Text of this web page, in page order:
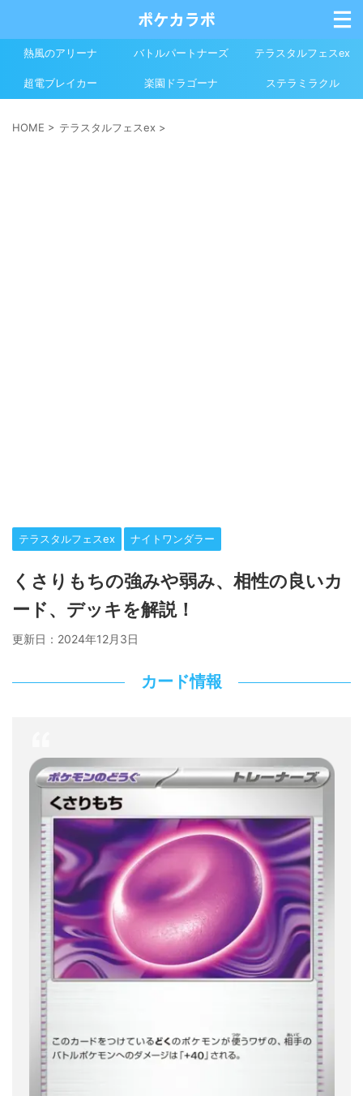
熱風のアリーナ バトルパートナーズ テラスタルフェスex
超電ブレイカー 楽園ドラゴーナ ステラミラクル
HOME > テラスタルフェスex >
テラスタルフェスex ナイトワンダラー
くさりもちの強みや弱み、相性の良いカ
ード、デッキを解説！
更新日： 2024年12月3日
カード情報